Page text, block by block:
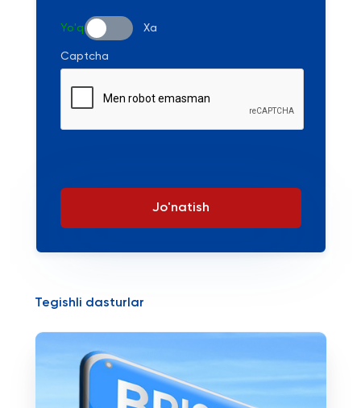
Yo'q Xa
Captcha
Jo'natish
Tegishli dasturlar